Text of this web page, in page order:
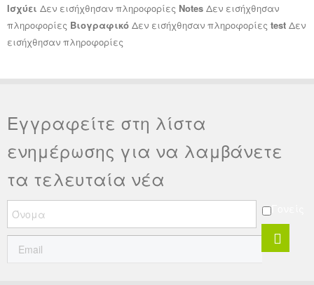
Ισχύει Δεν εισήχθησαν πληροφορίες Notes Δεν εισήχθησαν
πληροφορίες Βιογραφικό Δεν εισήχθησαν πληροφορίες test Δεν
εισήχθησαν πληροφορίες
Εγγραφείτε στη λίστα
ενημέρωσης για να λαμβάνετε
τα τελευταία νέα
Γονείς